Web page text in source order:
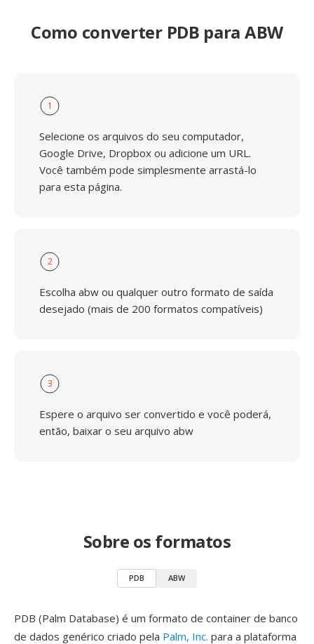
Como converter PDB para ABW
1
Selecione os arquivos do seu computador,
Google Drive, Dropbox ou adicione um URL.
Você também pode simplesmente arrastá-lo
para esta página.
2
Escolha abw ou qualquer outro formato de saída
desejado (mais de 200 formatos compatíveis)
3
Espere o arquivo ser convertido e você poderá,
então, baixar o seu arquivo abw
Sobre os formatos
PDB ABW
PDB (Palm Database) é um formato de container de banco
de dados genérico criado pela Palm, Inc. para a plataforma